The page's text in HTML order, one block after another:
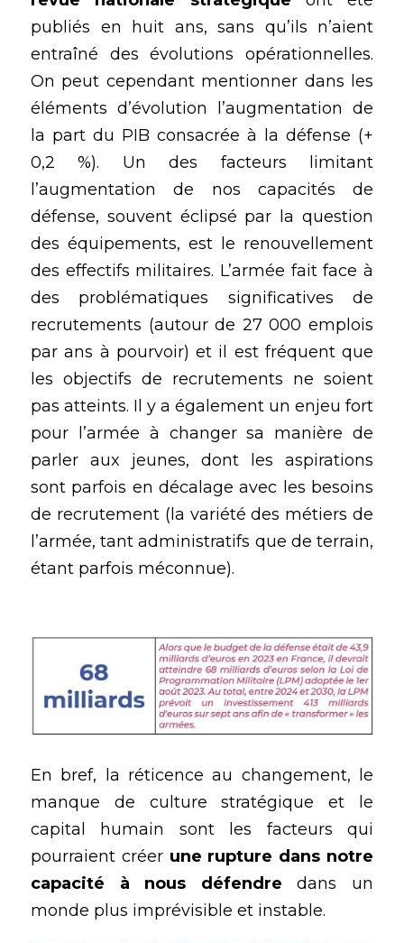
publiés en huit ans, sans qu’ils n’aient
entraîné des évolutions opérationnelles.
On peut cependant mentionner dans les
éléments d’évolution l’augmentation de
la part du PIB consacrée à la défense (+
0,2 %). Un des facteurs limitant
l’augmentation de nos capacités de
défense, souvent éclipsé par la question
des équipements, est le renouvellement
des effectifs militaires. L’armée fait face à
des problématiques significatives de
recrutements (autour de 27 000 emplois
par ans à pourvoir) et il est fréquent que
les objectifs de recrutements ne soient
pas atteints. Il y a également un enjeu fort
pour l’armée à changer sa manière de
parler aux jeunes, dont les aspirations
sont parfois en décalage avec les besoins
de recrutement (la variété des métiers de
l’armée, tant administratifs que de terrain,
étant parfois méconnue).
En bref, la réticence au changement, le
manque de culture stratégique et le
capital humain sont les facteurs qui
pourraient créer une rupture dans notre
capacité à nous défendre dans un
monde plus imprévisible et instable.